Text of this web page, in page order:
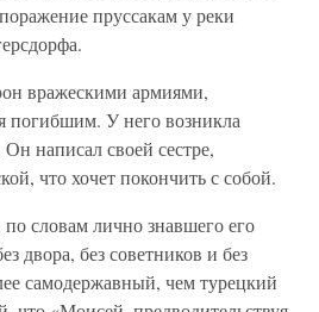
пруссакам у реки
вражескими армиями,
погибшим. У него возникла
написал своей сестре,
что хочет покончить с собой.
словам лично знавшего его
двора, без советников и без
самодержавный, чем турецкий